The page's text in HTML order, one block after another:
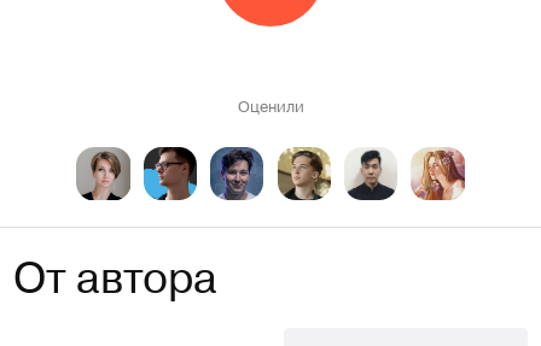
Оценили
От автора